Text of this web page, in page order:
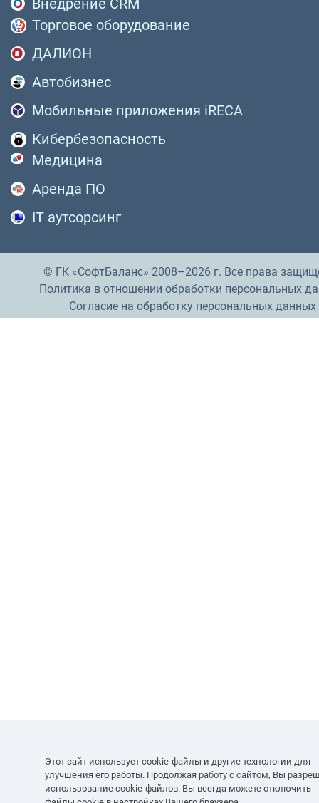
Внедрение CRM
Торговое оборудование
ДАЛИОН
Автобизнес
Мобильные приложения iRECA
Кибербезопасность
Медицина
Аренда ПО
IT аутсорсинг
© ГК «СофтБаланс» 2008–2026 г. Все права
Политика в отношении обработки персональных
Согласие на обработку персональных данных
Этот сайт использует cookie-файлы и другие технологии для
улучшения его работы. Продолжая работу с сайтом, Вы
использование cookie-файлов. Вы всегда можете отключить